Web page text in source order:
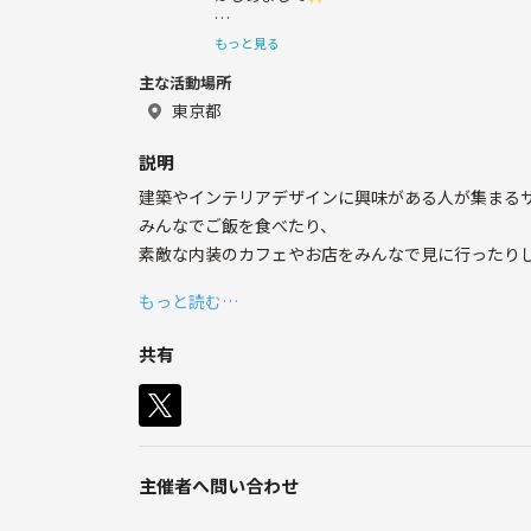
おかゆといいます☺️
内装デザイナー/ 一級建築士
もっと見る
主な活動場所
東京都
説明
建築やインテリアデザインに興味がある人が集まる
みんなでご飯を食べたり、
素敵な内装のカフェやお店をみんなで見に行ったり
詳しい知識などなくても好きな気持ちがあればどし
★こんな方にオススメです
・インテリア好き
・おしゃれなカフェが好き
・DIYに興味がある
・同じ職種の友達をつくりたい
もっと読む…
共有
主催者へ問い合わせ